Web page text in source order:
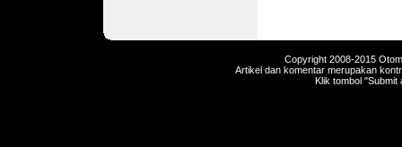
Copyright 2008-2015
Artikel dan komentar merupakan
Klik tombol